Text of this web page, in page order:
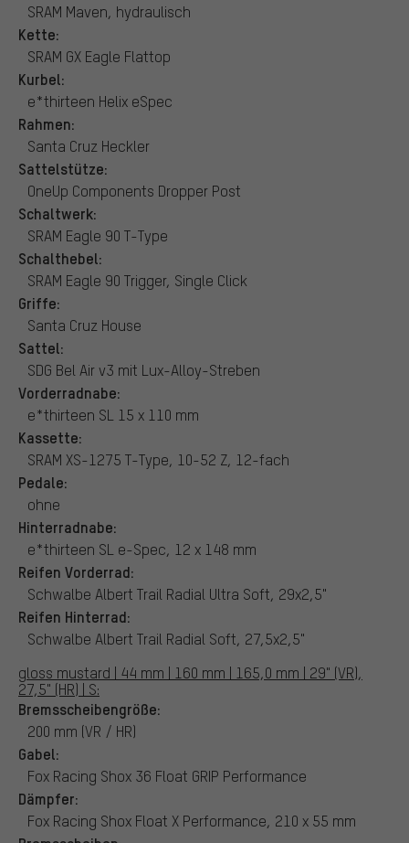
SRAM Maven, hydraulisch
Kette:
SRAM GX Eagle Flattop
Kurbel:
e*thirteen Helix eSpec
Rahmen:
Santa Cruz Heckler
Sattelstütze:
OneUp Components Dropper Post
Schaltwerk:
SRAM Eagle 90 T-Type
Schalthebel:
SRAM Eagle 90 Trigger, Single Click
Griffe:
Santa Cruz House
Sattel:
SDG Bel Air v3 mit Lux-Alloy-Streben
Vorderradnabe:
e*thirteen SL 15 x 110 mm
Kassette:
SRAM XS-1275 T-Type, 10-52 Z, 12-fach
Pedale:
ohne
Hinterradnabe:
e*thirteen SL e-Spec, 12 x 148 mm
Reifen Vorderrad:
Schwalbe Albert Trail Radial Ultra Soft, 29x2,5"
Reifen Hinterrad:
Schwalbe Albert Trail Radial Soft, 27,5x2,5"
gloss mustard | 44 mm | 160 mm | 165,0 mm | 29" (VR),
27,5" (HR) | S:
Bremsscheibengröße:
200 mm (VR / HR)
Gabel:
Fox Racing Shox 36 Float GRIP Performance
Dämpfer:
Fox Racing Shox Float X Performance, 210 x 55 mm